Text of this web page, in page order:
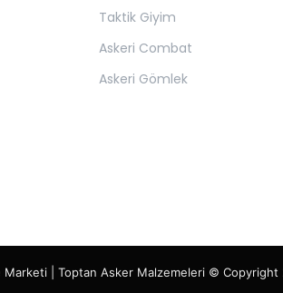
Taktik Giyim
Askeri Combat
Askeri Gömlek
| Toptan Asker Malzemeleri © Copyright